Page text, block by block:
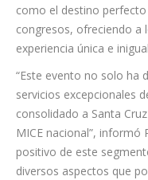
expositores”, y añadió
edición nos ha
como el destino perfecto
congresos, ofreciendo a
experiencia única e
“Este evento no solo ha
servicios excepcionales
consolidado a Santa
MICE nacional”, informó